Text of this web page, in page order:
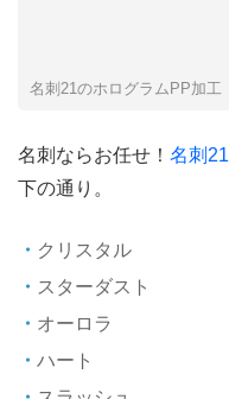
名刺21のホログラムPP加工
名刺ならお任せ！ 名刺21
下の通り。
クリスタル
スターダスト
オーロラ
ハート